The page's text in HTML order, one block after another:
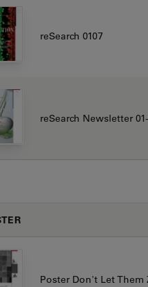
reSearch 0107
reSearch Newsletter
Poster Don't Let Them